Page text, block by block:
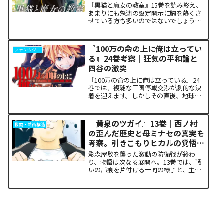
『黒猫と魔女の教室』15巻を読み終え、
あまりにも怒涛の設定開示に胸を熱くさ
せている方も多いのではないでしょう
ドの裏側で、本作最大のミステリーであ
った「アルクの正体」と...
ファンタジー
『100万の命の上に俺は立ってい
る』24巻考察｜狂気の平和論と
四谷の激突
『100万の命の上に俺は立っている』24
巻では、複雑な三国停戦交渉が劇的な決
着を迎えます。しかしその直後、地球を
ち塞がります。彼が主張する「狂気の平
和論」と四谷友助たち...
戦闘・戦術構造
『黄泉のツガイ』13巻｜西ノ村
の歪んだ歴史と母ミナセの真実を
考察。引きこもりヒカルの覚悟に
震える理由
影森屋敷を襲った激動の防衛戦が終わ
り、物語は次なる展開へ。13巻では、戦
いの爪痕を片付ける一同の様子と、主人